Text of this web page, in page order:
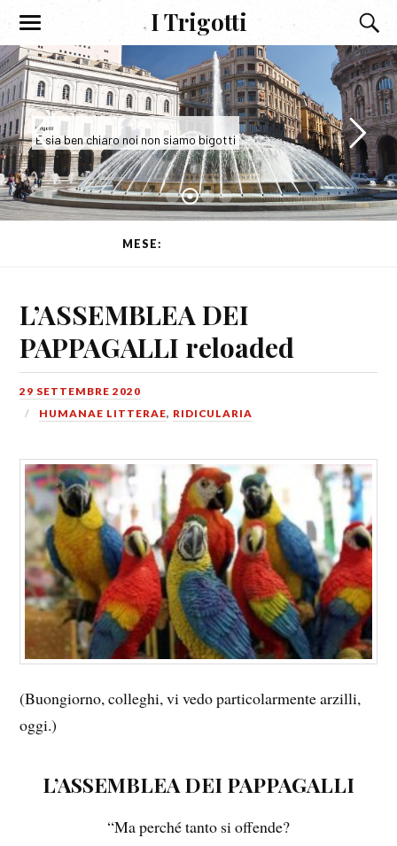
I Trigotti
I Trigotti
E sia ben chiaro noi non siamo bigotti
MESE:
L’ASSEMBLEA DEI
PAPPAGALLI reloaded
29 SETTEMBRE 2020
HUMANAE LITTERAE, RIDICULARIA
(Buongiorno, colleghi, vi vedo particolarmente arzilli,
oggi.)
L’ASSEMBLEA DEI PAPPAGALLI
“Ma perché tanto si offende?